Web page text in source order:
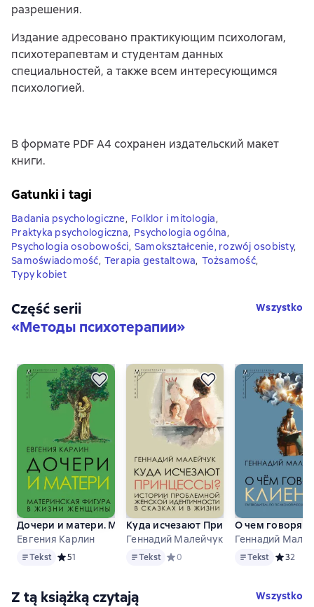
разрешения.
Издание адресовано практикующим психологам,
психотерапевтам и студентам данных
специальностей, а также всем интересующимся
психологией.
В формате PDF A4 сохранен издательский макет
книги.
Gatunki i tagi
Badania psychologiczne, Folklor i mitologia,
Praktyka psychologiczna, Psychologia ogólna,
Psychologia osobowości, Samokształcenie, rozwój osobisty,
Samoświadomość, Terapia gestaltowa, Tożsamość,
Typy kobiet
Część serii
«Методы психотерапии»
Wszystko
Дочери и матери. Материнская фигура в жизни женщины
Евгения Карлин
TekstTekst Средний рейтинг 5 на основе 1 оценок
51
Куда исчезают Принцессы? Истории
Геннадий Малейчук
TekstTekst Средний рейтинг 0 на основе 0
0
О чем говорят
Геннадий
TekstTekst Средний
32
Z tą książką czytają Wszystko